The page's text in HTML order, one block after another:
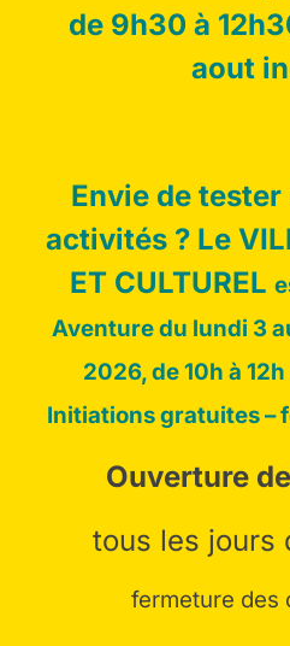
Nos sports d’Equipe :
Tchoukball /
de 9h30 à
aout
Envie de
activités ? Le
ET CULTUREL
Aventure du lundi 3
2026, de 10h à
Initiations gratuites –
Ouverture
tous les jours
fermeture des